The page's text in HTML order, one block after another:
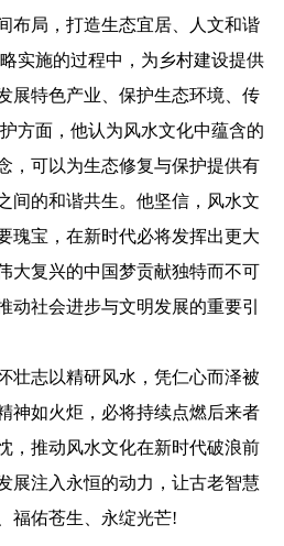
布局，打造生态宜居、人文和谐
实施的过程中，为乡村建设提供
展特色产业、保护生态环境、传
方面，他认为风水文化中蕴含的
，可以为生态修复与保护提供有
间的和谐共生。他坚信，风水文
瑰宝，在新时代必将发挥出更大
大复兴的中国梦贡献独特而不可
动社会进步与文明发展的重要引
志以精研风水，凭仁心而泽被
神如火炬，必将持续点燃后来者
，推动风水文化在新时代破浪前
展注入永恒的动力，让古老智慧
福佑苍生、永绽光芒!